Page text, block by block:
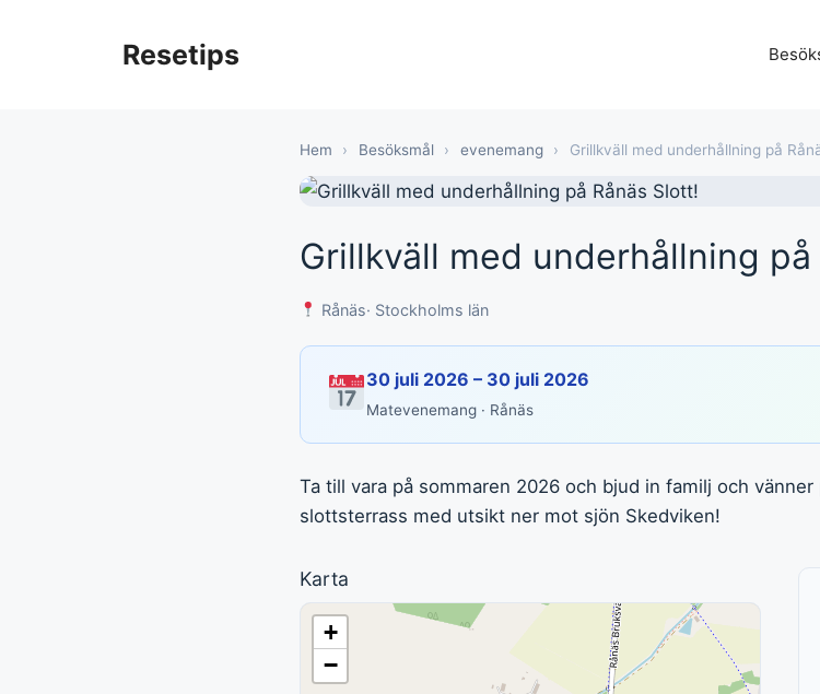
Resetips
Hem › Besöksmål › evenemang › Grillkväll med underhållning på
Grillkväll med underhållning på
Rånäs· Stockholms län
30 juli 2026 – 30 juli 2026
Matevenemang · Rånäs
Ta till vara på sommaren 2026 och bjud in familj och
slottsterrass med utsikt ner mot sjön Skedviken!
Karta
+
−